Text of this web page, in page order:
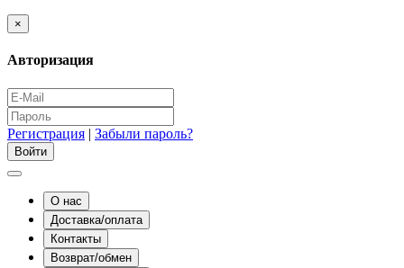
×
Авторизация
Регистрация | Забыли пароль?
О нас
Доставка/оплата
Контакты
Возврат/обмен